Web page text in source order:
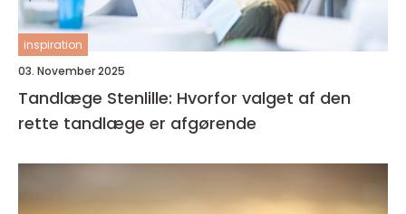
inspiration
03. November 2025
Tandlæge Stenlille: Hvorfor valget af den
rette tandlæge er afgørende